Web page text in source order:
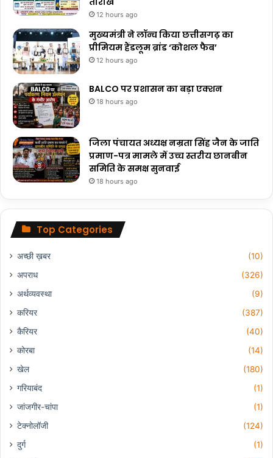
12 hours ago
मुख्यमंत्री ने लॉन्च किया छत्तीसगढ़ का
प्रीमियम हैंडलूम ब्रांड ‘कोशल फैब’
12 hours ago
BALCO पर प्रशासन का बड़ा एक्शन
18 hours ago
जिला पंचायत अध्यक्ष नम्रता सिंह जैन के जाति
प्रमाण-पत्र मामले में उच्च स्तरीय छानबीन
समिति के समक्ष सुनवाई
18 hours ago
Top Categories
अच्छी ख़बर
(10)
अपराध
(326)
अर्थव्यवस्था
(9)
करियर
(387)
कैरियर
(40)
कोरबा
(14)
खेल
(180)
गरियाबंद
(1)
जांजगीर-चांपा
(1)
टेक्नोलॉजी
(124)
दुर्ग
(1)